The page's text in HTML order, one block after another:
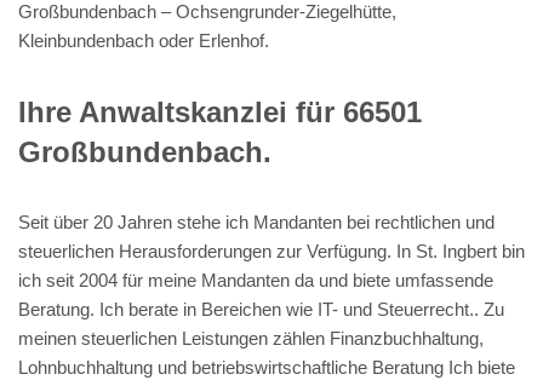
Großbundenbach – Ochsengrunder-Ziegelhütte,
Kleinbundenbach oder Erlenhof.
Ihre Anwaltskanzlei für 66501
Großbundenbach.
Seit über 20 Jahren stehe ich Mandanten bei rechtlichen und
steuerlichen Herausforderungen zur Verfügung. In St. Ingbert bin
ich seit 2004 für meine Mandanten da und biete umfassende
Beratung. Ich berate in Bereichen wie IT- und Steuerrecht.. Zu
meinen steuerlichen Leistungen zählen Finanzbuchhaltung,
Lohnbuchhaltung und betriebswirtschaftliche Beratung Ich biete